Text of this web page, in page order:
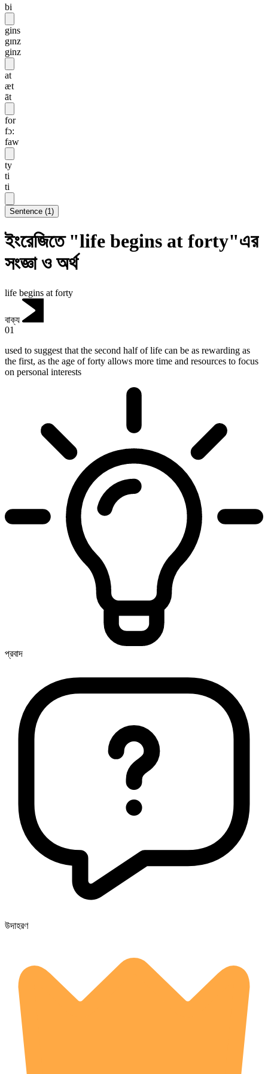
bi
gins
gɪnz
ginz
at
æt
āt
for
fɔ:
faw
ty
ti
ti
Sentence (1)
ইংরেজিতে "life begins at forty"এর
সংজ্ঞা ও অর্থ
life begins at forty
বাক্য
01
used to suggest that the second half of life can be as rewarding as
the first, as the age of forty allows more time and resources to focus
on personal interests
প্রবাদ
উদাহরণ